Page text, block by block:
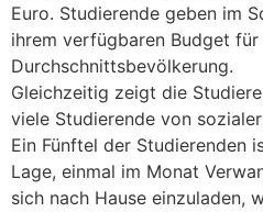
Euro. Studierende geben im
ihrem verfügbaren Budget für
Durchschnittsbevölkerung.
Gleichzeitig zeigt die
viele Studierende von
Ein Fünftel der Studierenden
Lage, einmal im Monat
sich nach Hause einzuladen,